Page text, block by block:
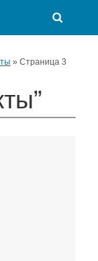
» Страница 3